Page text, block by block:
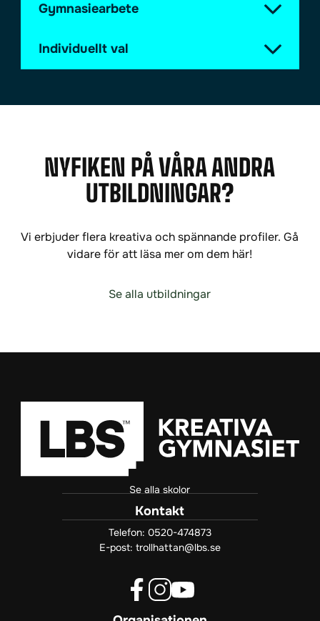
Gymnasiearbete
Individuellt val
NYFIKEN PÅ VÅRA ANDRA
UTBILDNINGAR?
Vi erbjuder flera kreativa och spännande profiler. Gå
vidare för att läsa mer om dem här!
Se alla utbildningar
Se alla skolor
Kontakt
Telefon: 0520-474873
E-post: trollhattan@lbs.se